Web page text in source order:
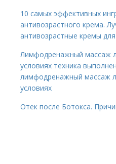
10 самых эффективных
антивозрастного крема.
антивозрастные кремы
Лимфодренажный массаж
условиях техника
лимфодренажный массаж
условиях
Отек после Ботокса.